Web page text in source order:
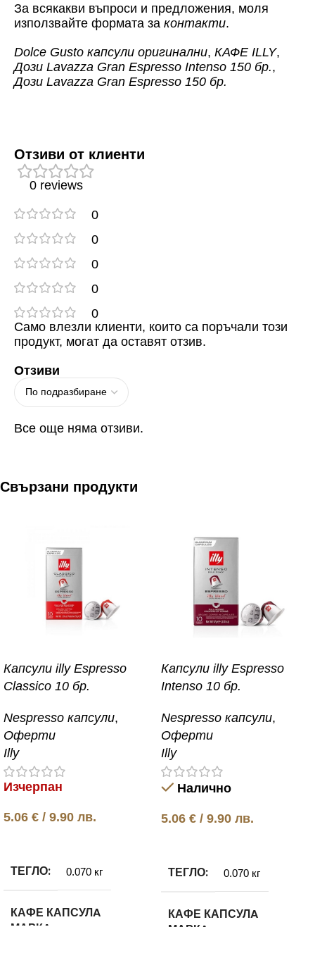
За всякакви въпроси и предложения, моля
използвайте формата за контакти.
Dolce Gusto капсули оригинални, КАФЕ ILLY,
Дози Lavazza Gran Espresso Intenso 150 бр.,
Дози Lavazza Gran Espresso 150 бр.
Отзиви от клиенти
0 reviews
0
0
0
0
0
Отзиви
Все още няма отзиви.
Само влезли клиенти, които са поръчали този
продукт, могат да оставят отзив.
Свързани продукти
Капсули illy Espresso
Classico 10 бр.
Nespresso капсули,
Оферти
Illy
Изчерпан
5.06 € / 9.90 лв.
ТЕГЛО 0.070 кг
КАФЕ КАПСУЛA
МАРКA
Капсули illy Espresso
Intenso 10 бр.
Nespresso капсули,
Оферти
Illy
Налично
5.06 € / 9.90 лв.
ТЕГЛО 0.070 кг
КАФЕ КАПСУЛA
МАРКA